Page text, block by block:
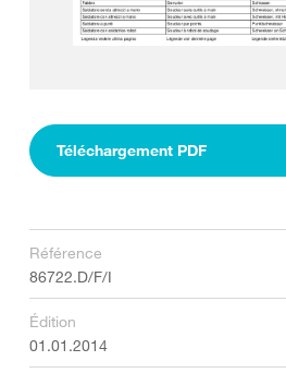
Téléchargement PDF
Référence
86722.D/F/I
Édition
01.01.2014